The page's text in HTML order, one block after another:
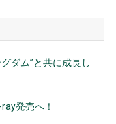
ダム”と共に成長し
発売へ！